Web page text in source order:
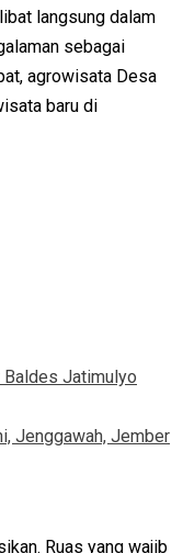
langsung dalam
sebagai
agrowisata Desa
baru di
Baldes Jatimulyo
Jenggawah, Jember
Ruas yang wajib